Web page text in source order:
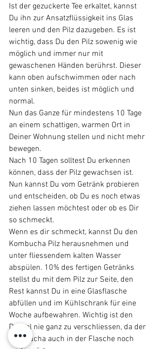
Ist der gezuckerte Tee erkaltet, kannst
Du ihn zur Ansatzflüssigkeit ins Glas
leeren und den Pilz dazugeben. Es ist
wichtig, dass Du den Pilz sowenig wie
möglich und immer nur mit
gewaschenen Händen berührst. Dieser
kann oben aufschwimmen oder nach
unten sinken, beides ist möglich und
normal.
Nun das Ganze für mindestens 10 Tage
an einem schattigen, warmen Ort in
Deiner Wohnung stellen und nicht mehr
bewegen.
Nach 10 Tagen solltest Du erkennen
können, dass der Pilz gewachsen ist.
Nun kannst Du vom Getränk probieren
und entscheiden, ob Du es noch etwas
ziehen lassen möchtest oder ob es Dir
so schmeckt.
Wenn es dir schmeckt, kannst Du den
Kombucha Pilz herausnehmen und
unter fliessendem kalten Wasser
abspülen. 10% des fertigen Getränks
stellst du mit dem Pilz zur Seite, den
Rest kannst Du in eine Glasflasche
abfüllen und im Kühlschrank für eine
Woche aufbewahren. Wichtig ist den
Deckel nie ganz zu verschliessen, da der
Kombucha auch in der Flasche noch